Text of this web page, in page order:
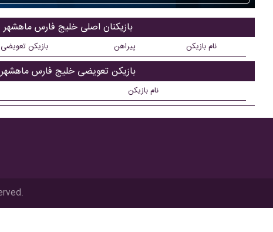
بازیکنان اصلی خلیج فارس ماهشهر
نام بازیکن پیراهن بازیکن تعویضی
بازیکن تعویضی خلیج فارس ماهشهر
نام بازیکن